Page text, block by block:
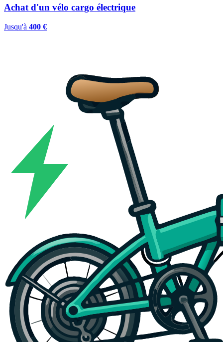
Achat d'un vélo cargo électrique
Jusqu'à 400 €